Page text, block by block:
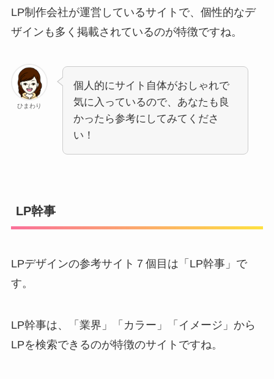
LP制作会社が運営しているサイトで、個性的なデ
ザインも多く掲載されているのが特徴ですね。
ひまわり
個人的にサイト自体がおしゃれで
気に入っているので、あなたも良
かったら参考にしてみてくださ
い！
LP幹事
LPデザインの参考サイト７個目は「LP幹事」で
す。
LP幹事は、「業界」「カラー」「イメージ」から
LPを検索できるのが特徴のサイトですね。